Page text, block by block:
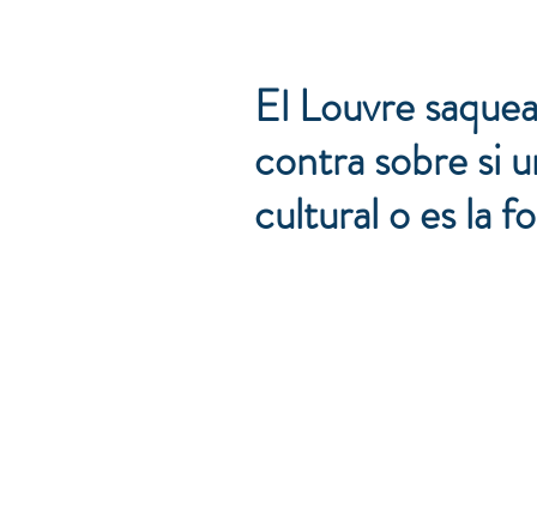
El Louvre
contra sobre si
cultural o es la